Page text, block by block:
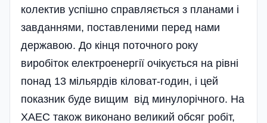
колектив успішно справляється з планами і
завданнями, поставленими перед нами
державою. До кінця поточного року
виробіток електроенергії очікується на рівні
понад 13 мільярдів кіловат-годин, і цей
показник буде вищим від минулорічного. На
ХАЕС також виконано великий обсяг робіт,